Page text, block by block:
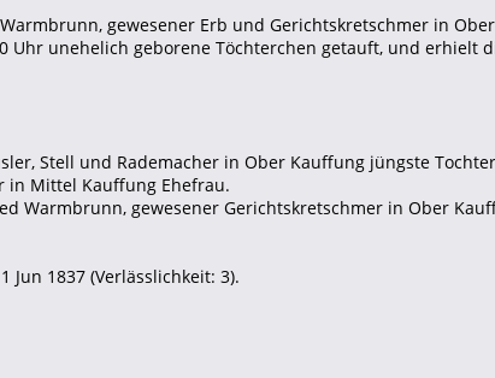
gewesener Erb und Gerichtskretschmer in
Uhr unehelich geborene Töchterchen getauft, und erhielt
Stell und Rademacher in Ober Kauffung jüngste
in Mittel Kauffung Ehefrau.
Warmbrunn, gewesener Gerichtskretschmer in Ober
Jun 1837 (Verlässlichkeit: 3).